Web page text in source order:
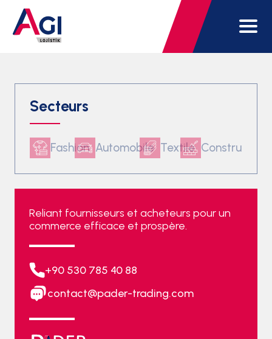
Secteurs
Fashion Automobile Textile Construction
Reliant fournisseurs et acheteurs pour un
commerce efficace et prospère.
+90 530 785 40 88
contact@pader-trading.com